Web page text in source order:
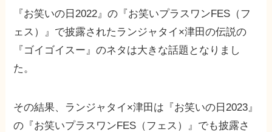
『お笑いの日2022』の『お笑いプラスワンFES（フ
ェス）』で披露されたランジャタイ×津田の伝説の
『ゴイゴイスー』のネタは大きな話題となりまし
た。
その結果、ランジャタイ×津田は『お笑いの日2023』
の『お笑いプラスワンFES（フェス）』でも披露さ